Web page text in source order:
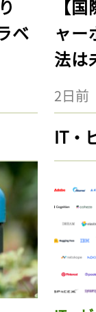
ベ
【
ャー
法は
2日前
IT・